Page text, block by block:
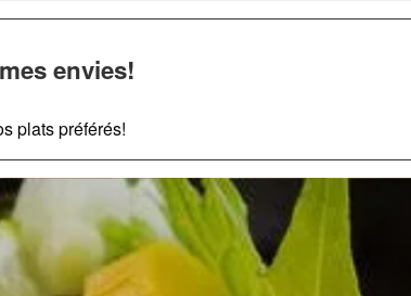
envies!
plats préférés!